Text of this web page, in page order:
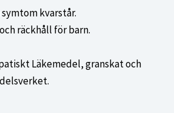
kvarstår.
räckhåll för barn.
Läkemedel, granskat och